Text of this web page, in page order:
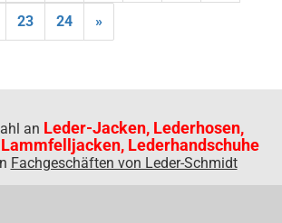
23 24 »
an Leder-Jacken, Lederhosen,
Lederhandschuhe
Fachgeschäften von Leder-Schmidt